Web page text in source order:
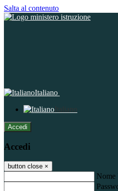
Salta al contenuto
Italiano
Italiano
Accedi
Accedi
button close ×
Nome